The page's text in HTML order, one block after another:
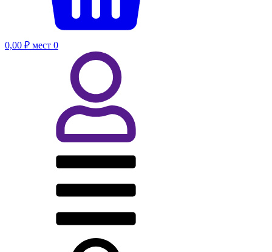
0,00 ₽ мест 0